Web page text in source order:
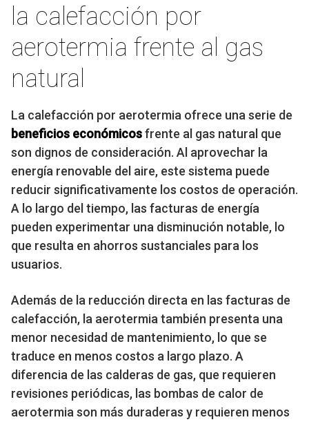
la calefacción por
aerotermia frente al gas
natural
La calefacción por aerotermia ofrece una serie de
beneficios económicosfrente al gas natural que
son dignos de consideración. Al aprovechar la
energía renovable del aire, este sistema puede
reducir significativamente los costos de operación.
A lo largo del tiempo, las facturas de energía
pueden experimentar una disminución notable, lo
que resulta en ahorros sustanciales para los
usuarios.
Además de la reducción directa en las facturas de
calefacción, la aerotermia también presenta una
menor necesidad de mantenimiento, lo que se
traduce en menos costos a largo plazo. A
diferencia de las calderas de gas, que requieren
revisiones periódicas, las bombas de calor de
aerotermia son más duraderas y requieren menos